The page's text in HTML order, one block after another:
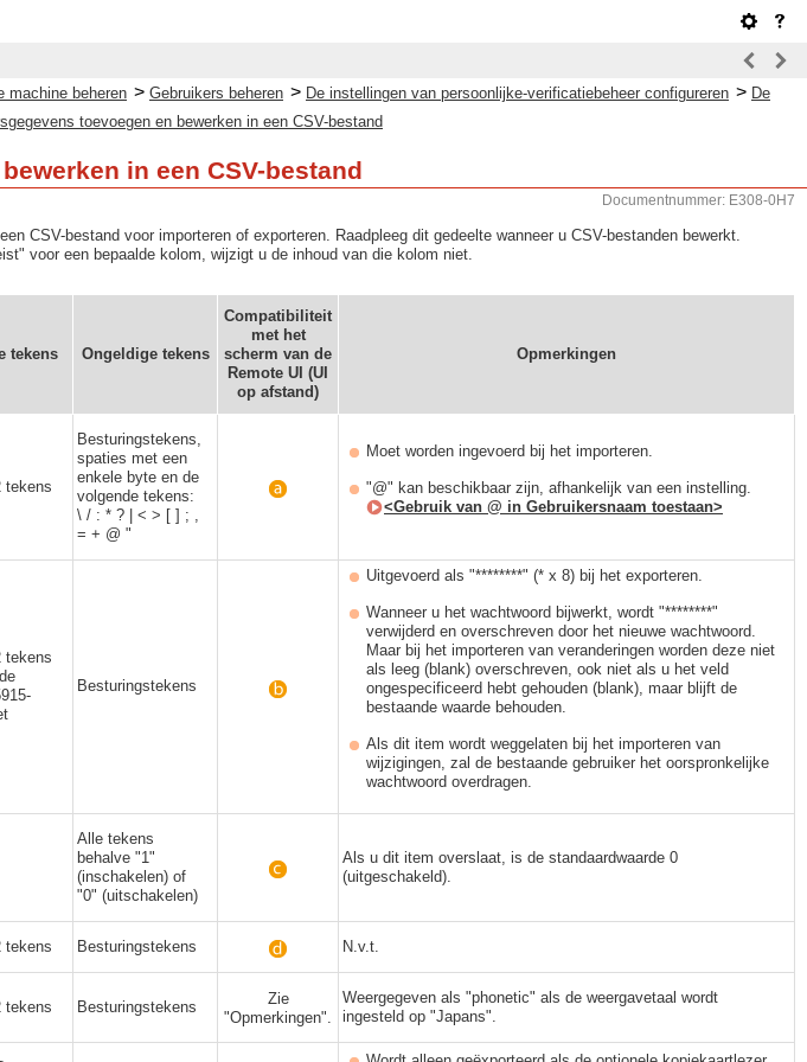
machine beheren > Gebruikers beheren > De instellingen van persoonlijke-verificatiebeheer configureren > De
toevoegen en bewerken in een CSV-bestand
in een CSV-bestand
Documentnummer: E308-0H7
CSV-bestand voor importeren of exporteren. Raadpleeg dit gedeelte wanneer u CSV-bestanden bewerkt.
voor een bepaalde kolom, wijzigt u de inhoud van die kolom niet.
tekens Ongeldige tekens
Compatibiliteit
met het
scherm van de
Remote UI (UI
op afstand)
Opmerkingen
tekens
Besturingstekens,
spaties met een
enkele byte en de
volgende tekens:
\ / : * ? | < > [ ] ; ,
= + @ "
Moet worden ingevoerd bij het importeren.
"@" kan beschikbaar zijn, afhankelijk van een instelling.
<Gebruik van @ in Gebruikersnaam toestaan>
tekens
Besturingstekens
Uitgevoerd als "********" (* x 8) bij het exporteren.
Wanneer u het wachtwoord bijwerkt, wordt "********"
verwijderd en overschreven door het nieuwe wachtwoord.
Maar bij het importeren van veranderingen worden deze niet
als leeg (blank) overschreven, ook niet als u het veld
ongespecificeerd hebt gehouden (blank), maar blijft de
bestaande waarde behouden.
Als dit item wordt weggelaten bij het importeren van
wijzigingen, zal de bestaande gebruiker het oorspronkelijke
wachtwoord overdragen.
Alle tekens
behalve "1"
(inschakelen) of
"0" (uitschakelen)
Als u dit item overslaat, is de standaardwaarde 0
(uitgeschakeld).
tekens Besturingstekens N.v.t.
tekens Besturingstekens
Zie
"Opmerkingen".
Weergegeven als "phonetic" als de weergavetaal wordt
ingesteld op "Japans".